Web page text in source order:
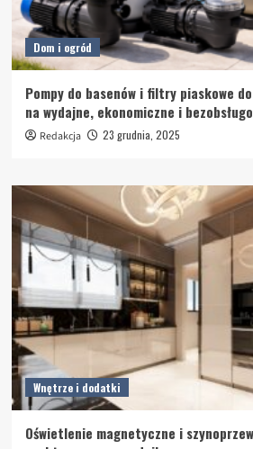
Dom i ogród
Pompy do basenów i filtry piaskowe
na wydajne, ekonomiczne i
Redakcja 23 grudnia, 2025
Wnętrze i dodatki
Oświetlenie magnetyczne i